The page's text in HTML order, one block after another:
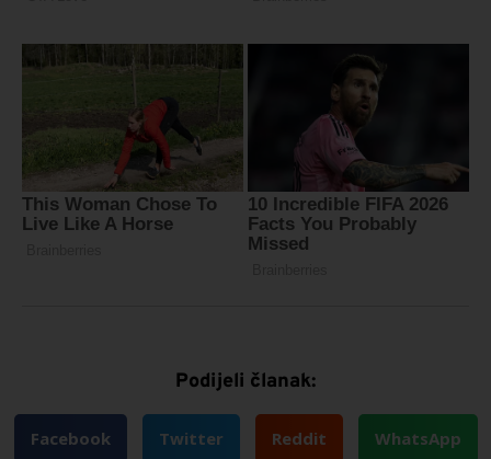
Podijeli članak:
Facebook Twitter Reddit WhatsApp